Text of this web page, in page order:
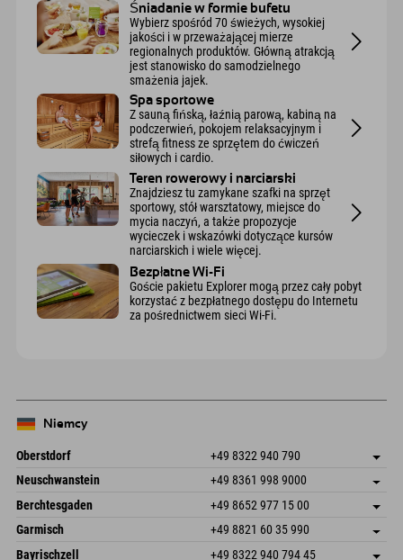
Śniadanie w formie bufetu
Wybierz spośród 70 świeżych, wysokiej
jakości i w przeważającej mierze
regionalnych produktów. Główną atrakcją
jest stanowisko do samodzielnego
smażenia jajek.
Spa sportowe
Z sauną fińską, łaźnią parową, kabiną na
podczerwień, pokojem relaksacyjnym i
strefą fitness ze sprzętem do ćwiczeń
siłowych i cardio.
Teren rowerowy i narciarski
Znajdziesz tu zamykane szafki na sprzęt
sportowy, stół warsztatowy, miejsce do
mycia naczyń, a także propozycje
wycieczek i wskazówki dotyczące kursów
narciarskich i wiele więcej.
Bezpłatne Wi-Fi
Goście pakietu Explorer mogą przez cały pobyt
korzystać z bezpłatnego dostępu do Internetu
za pośrednictwem sieci Wi-Fi.
Niemcy
Oberstdorf +49 8322 940 790
An der Breitach 3
Niemcy
Zapisz adres
Książka
Neuschwanstein +49 8361 998 9000
An der Riese 45
87484 Nesselwang im Allgäu
Niemcy
Zapisz adres
Informacje o przyjeździe
Książka
Berchtesgaden +49 8652 977 15 00
Hofreitstr. 7
Niemcy
Zapisz adres
Książka
Garmisch +49 8821 60 35 990
Frickenstraße 22
Zapisz adres
Bayrischzell +49 8322 940 794 45